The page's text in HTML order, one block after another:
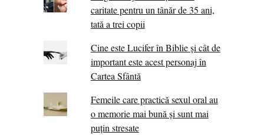
caritate pentru un tânăr de 35 ani,
tată a trei copii
Cine este Lucifer în Biblie și cât de
important este acest personaj în
Cartea Sfântă
Femeile care practică sexul oral au
o memorie mai bună și sunt mai
puțin stresate